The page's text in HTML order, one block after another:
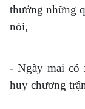
thưởng những
nói,
- Ngày mai có
huy chương